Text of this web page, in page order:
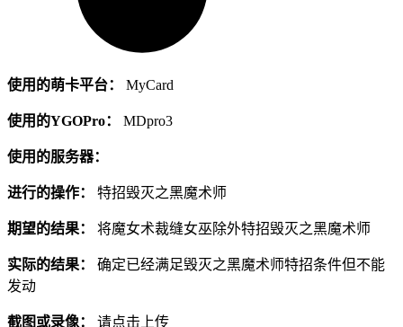
使用的萌卡平台： MyCard
使用的YGOPro： MDpro3
使用的服务器：
进行的操作： 特招毁灭之黑魔术师
期望的结果： 将魔女术裁缝女巫除外特招毁灭之黑魔术师
实际的结果：
确定已经满足毁灭之黑魔术师特招条件但不能
发动
截图或录像： 请点击上传